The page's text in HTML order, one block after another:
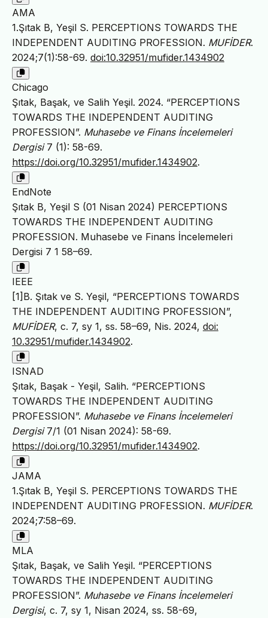
AMA
1.Şıtak B, Yeşil S. PERCEPTIONS TOWARDS THE
INDEPENDENT AUDITING PROFESSION. MUFİDER.
2024;7(1):58-69. doi:10.32951/mufider.1434902
Chicago
Şıtak, Başak, ve Salih Yeşil. 2024. “PERCEPTIONS
TOWARDS THE INDEPENDENT AUDITING
PROFESSION”. Muhasebe ve Finans İncelemeleri
Dergisi7 (1): 58-69.
https://doi.org/10.32951/mufider.1434902.
EndNote
Şıtak B, Yeşil S (01 Nisan 2024) PERCEPTIONS
TOWARDS THE INDEPENDENT AUDITING
PROFESSION. Muhasebe ve Finans İncelemeleri
Dergisi 7 1 58–69.
IEEE
[1]B. Şıtak ve S. Yeşil, “PERCEPTIONS TOWARDS
THE INDEPENDENT AUDITING PROFESSION”,
MUFİDER, c. 7, sy 1, ss. 58–69, Nis. 2024, doi:
10.32951/mufider.1434902.
ISNAD
Şıtak, Başak - Yeşil, Salih. “PERCEPTIONS
TOWARDS THE INDEPENDENT AUDITING
PROFESSION”. Muhasebe ve Finans İncelemeleri
Dergisi7/1 (01 Nisan 2024): 58-69.
https://doi.org/10.32951/mufider.1434902.
JAMA
1.Şıtak B, Yeşil S. PERCEPTIONS TOWARDS THE
INDEPENDENT AUDITING PROFESSION. MUFİDER.
2024;7:58–69.
MLA
Şıtak, Başak, ve Salih Yeşil. “PERCEPTIONS
TOWARDS THE INDEPENDENT AUDITING
PROFESSION”. Muhasebe ve Finans İncelemeleri
Dergisi, c. 7, sy 1, Nisan 2024, ss. 58-69,